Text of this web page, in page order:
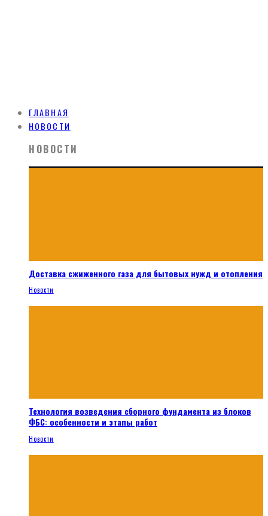
ГЛАВНАЯ
НОВОСТИ
НОВОСТИ
Доставка сжиженного газа для бытовых нужд и отопления
Новости
Технология возведения сборного фундамента из блоков
ФБС: особенности и этапы работ
Новости